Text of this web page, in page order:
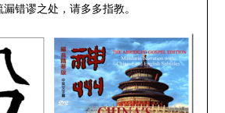
错谬之处，请多多指教。